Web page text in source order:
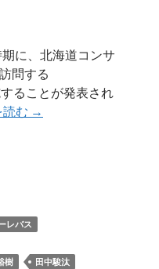
に、北海道コンサ
問する
ることが発表され
む シ
に
海
→
レバス
樹
田中駿汰